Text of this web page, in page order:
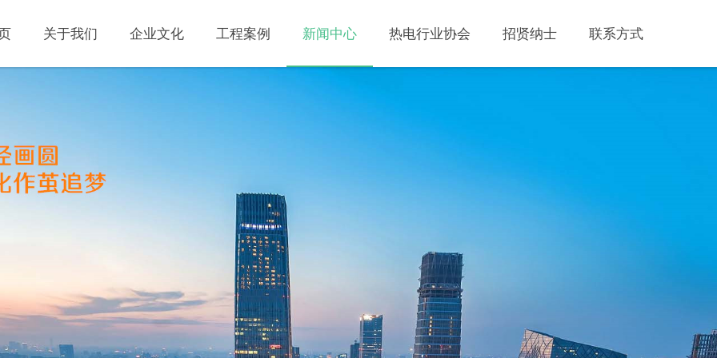
关于我们 企业文化 工程案例 新闻中心 热电行业协会 招贤纳士 联系方式